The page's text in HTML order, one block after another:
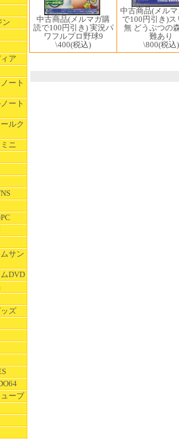
ン
ア
ート
ート
ルク
ニ
サン
DVD
ズ
ーブ
中古商品(メルマガ購
読で100円引き) 実況パ
ワフルプロ野球9
\400(税込)
中古商品(メル
で100円引き)ス
無 どうぶつの
難あり
\800(税込)